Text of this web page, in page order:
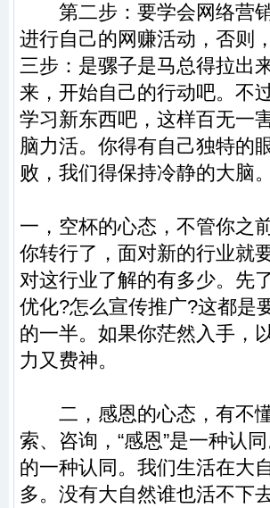
第二步：要学会网络营销
进行自己的网赚活动，否则
三步：是骡子是马总得拉出
来，开始自己的行动吧。不
学习新东西吧，这样百无一
脑力活。你得有自己独特的
败，我们得保持冷静的大脑。
一，空杯的心态，不管你之
你转行了，面对新的行业就
对这行业了解的有多少。先
优化?怎么宣传推广?这都是
的一半。如果你茫然入手，
力又费神。
二，感恩的心态，有不懂
索、咨询，“感恩”是一种认
的一种认同。我们生活在大
多。没有大自然谁也活不下